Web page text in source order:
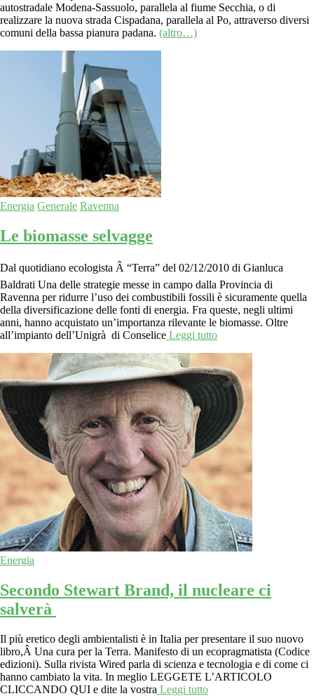
autostradale Modena-Sassuolo, parallela al fiume Secchia, o di
realizzare la nuova strada Cispadana, parallela al Po, attraverso diversi
comuni della bassa pianura padana. (altro…)
Energia Generale Ravenna
Le biomasse selvagge
Dal quotidiano ecologista Â “Terra” del 02/12/2010 di Gianluca
Baldrati Una delle strategie messe in campo dalla Provincia di
Ravenna per ridurre l’uso dei combustibili fossili è sicuramente quella
della diversificazione delle fonti di energia. Fra queste, negli ultimi
anni, hanno acquistato un’importanza rilevante le biomasse. Oltre
all’impianto dell’Unigrà di Conselice Leggi tutto
Energia
Secondo Stewart Brand, il nucleare ci
salverà
Il più eretico degli ambientalisti è in Italia per presentare il suo nuovo
libro,Â Una cura per la Terra. Manifesto di un ecopragmatista (Codice
edizioni). Sulla rivista Wired parla di scienza e tecnologia e di come ci
hanno cambiato la vita. In meglio LEGGETE L’ARTICOLO
CLICCANDO QUI e dite la vostra Leggi tutto